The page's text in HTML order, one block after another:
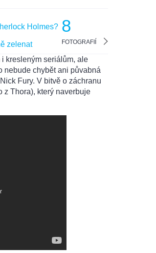
8
FOTOGRAFIÍ
kresleným seriálům, ale
nebude chybět ani půvabná
Fury. V bitvě o záchranu
z Thora), který naverbuje